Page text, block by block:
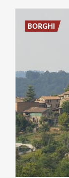
BORGHI